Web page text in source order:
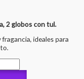
2 globos con tul.
ideales para